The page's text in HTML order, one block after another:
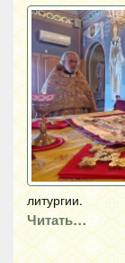
литургии.
Читать…